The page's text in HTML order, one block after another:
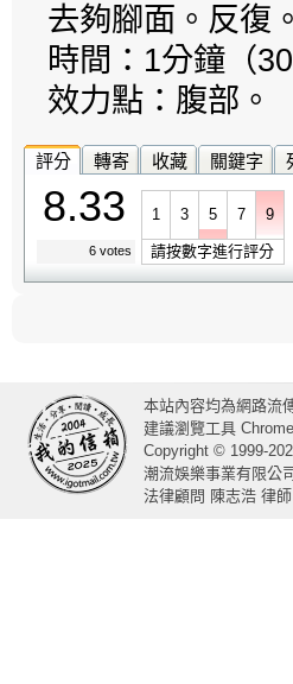
去夠腳面。反復。
時間：1分鐘（
效力點：腹部。
評分 轉寄 收藏 關鍵字
8.33
6 votes
1 3 5 7 9
請按數字進行評分
本站內容均為網路流
建議瀏覽工具
Copyright © 1999-
潮流娛樂事業有限公
法律顧問 陳志浩 律師